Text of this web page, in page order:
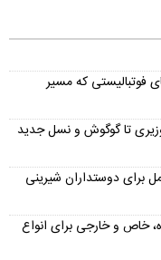
فوتبالیستی که مسیر
تا گوگوش و نسل جدید
برای دوستداران شیرینی
اسم زیبا، بامزه، خاص و خارجی برای انواع